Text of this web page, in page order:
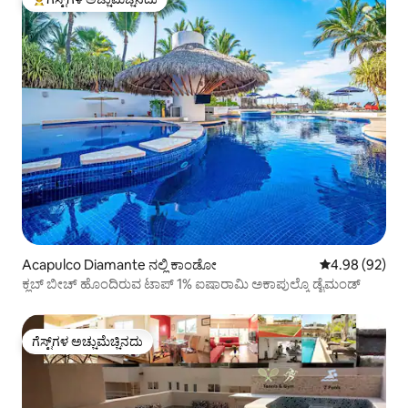
ಗೆಸ್ಟ್‌ಗಳಿಗೆ ಅತಿ ಹೆಚ್ಚು ಅಚ್ಚುಮೆಚ್ಚಿನದು
Acapulco Diamante ನಲ್ಲಿ ಕಾಂಡೋ 5 ರಲ್ಲಿ 4.98
4.98 (92)
ಕ್ಲಬ್ ಬೀಚ್ ಹೊಂದಿರುವ ಟಾಪ್ 1% ಐಷಾರಾಮಿ ಅಕಾಪುಲ್ಕೊ ಡೈಮಂಡ್
ಗೆಸ್ಟ್‌ಗಳ ಅಚ್ಚುಮೆಚ್ಚಿನದು
ಗೆಸ್ಟ್‌ಗಳ ಅಚ್ಚುಮೆಚ್ಚಿನದು